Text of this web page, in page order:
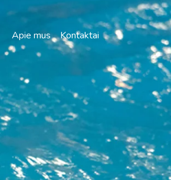
Apie mus Kontaktai